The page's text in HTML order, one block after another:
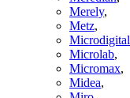
Merely,
Metz,
Microdigital
Microlab,
Micromax,
Midea,